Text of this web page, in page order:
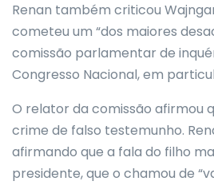
Renan também criticou
cometeu um “dos maiores
comissão parlamentar de
Congresso Nacional, em
O relator da comissão afirmou
crime de falso testemunho.
afirmando que a fala do filho
presidente, que o chamou de